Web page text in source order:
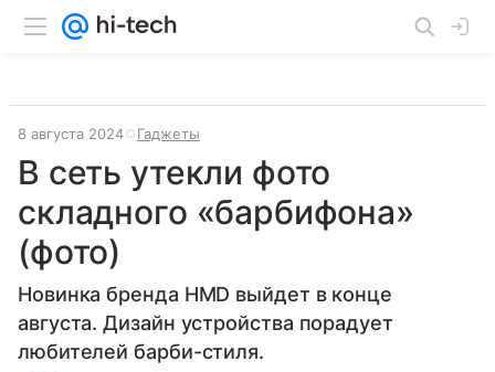
8 августа 2024 Гаджеты
В сеть утекли фото
складного «барбифона»
(фото)
Новинка бренда HMD выйдет в конце
августа. Дизайн устройства порадует
любителей барби-стиля.